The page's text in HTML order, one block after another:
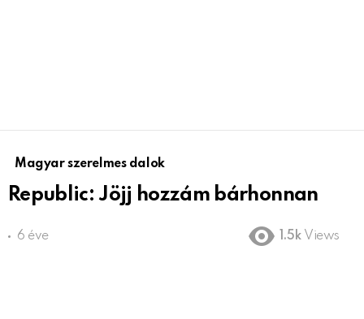
Magyar szerelmes dalok
Republic: Jöjj hozzám bárhonnan
6 éve 1.5k Views